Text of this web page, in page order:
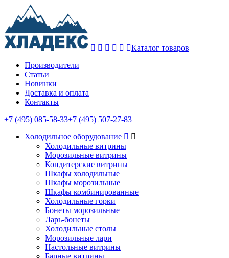
Каталог товаров
Производители
Статьи
Новинки
Доставка и оплата
Контакты
+7 (495) 085-58-33+7 (495) 507-27-83
Холодильное оборудование
Холодильные витрины
Морозильные витрины
Кондитерские витрины
Шкафы холодильные
Шкафы морозильные
Шкафы комбинированные
Холодильные горки
Бонеты морозильные
Ларь-бонеты
Холодильные столы
Морозильные лари
Настольные витрины
Барные витрины